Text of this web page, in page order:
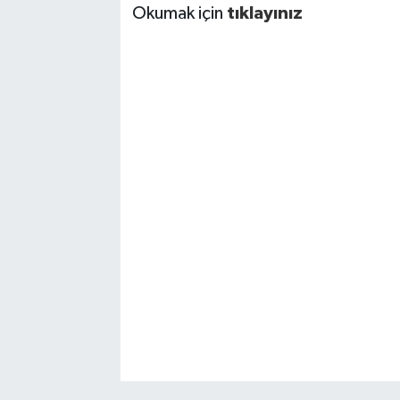
Okumak için tıklayınız